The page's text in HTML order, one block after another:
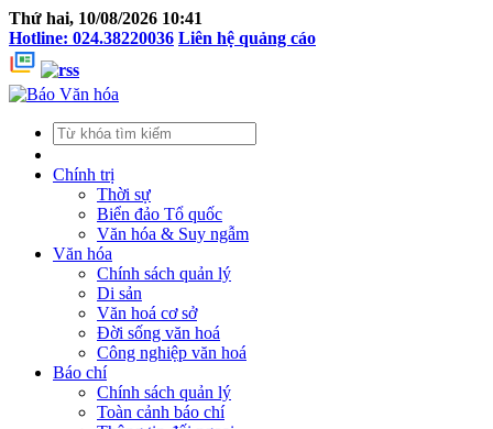
Thứ hai, 10/08/2026 10:41
Hotline: 024.38220036 Liên hệ quảng cáo
Chính trị
Thời sự
Biển đảo Tổ quốc
Văn hóa & Suy ngẫm
Văn hóa
Chính sách quản lý
Di sản
Văn hoá cơ sở
Đời sống văn hoá
Công nghiệp văn hoá
Báo chí
Chính sách quản lý
Toàn cảnh báo chí